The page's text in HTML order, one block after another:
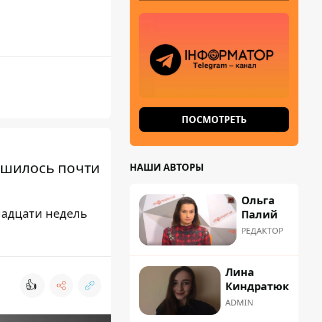
почти
недель
👍
ПОСМОТРЕТЬ
НАШИ АВТОРЫ
Ольга
Палий
РЕДАКТОР
Лина
Киндратюк
ADMIN